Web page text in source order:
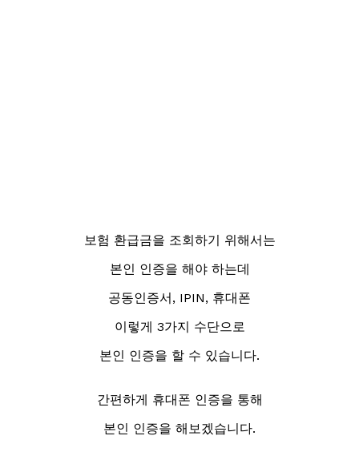
보험 환급금을 조회하기 위해서는
본인 인증을 해야 하는데
공동인증서, IPIN, 휴대폰
이렇게 3가지 수단으로
본인 인증을 할 수 있습니다.
간편하게 휴대폰 인증을 통해
본인 인증을 해보겠습니다.